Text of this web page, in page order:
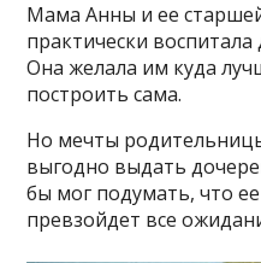
Мама Анны и ее
практически
Она желала им куда
построить сама.
Но мечты
выгодно выдать
бы мог подумать, что
превзойдет все